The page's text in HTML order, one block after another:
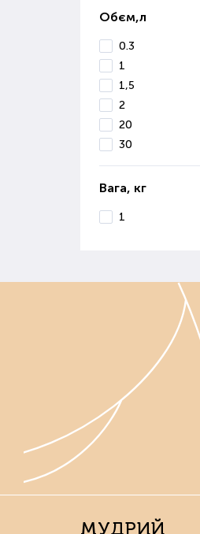
Обєм,л
0.3
1
1,5
2
20
30
Вага, кг
1
МУДРИЙ